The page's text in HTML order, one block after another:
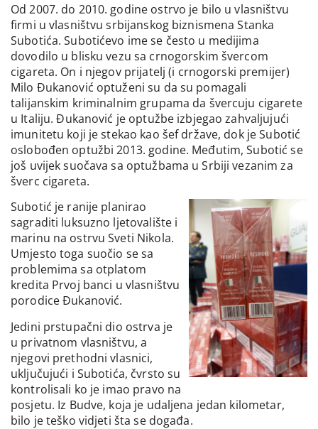
Od 2007. do 2010. godine ostrvo je bilo u vlasništvu
firmi u vlasništvu srbijanskog biznismena Stanka
Subotića. Subotićevo ime se često u medijima
dovodilo u blisku vezu sa crnogorskim švercom
cigareta. On i njegov prijatelj (i crnogorski premijer)
Milo Đukanović optuženi su da su pomagali
talijanskim kriminalnim grupama da švercuju cigarete
u Italiju. Đukanović je optužbe izbjegao zahvaljujući
imunitetu koji je stekao kao šef države, dok je Subotić
oslobođen optužbi 2013. godine. Međutim, Subotić se
još uvijek suočava sa optužbama u Srbiji vezanim za
šverc cigareta.
Subotić je ranije planirao
sagraditi luksuzno ljetovalište i
marinu na ostrvu Sveti Nikola.
Umjesto toga suočio se sa
problemima sa otplatom
kredita Prvoj banci u vlasništvu
porodice Đukanović.
Jedini prstupačni dio ostrva je
u privatnom vlasništvu, a
njegovi prethodni vlasnici,
uključujući i Subotića, čvrsto su
kontrolisali ko je imao pravo na
posjetu. Iz Budve, koja je udaljena jedan kilometar,
bilo je teško vidjeti šta se događa.